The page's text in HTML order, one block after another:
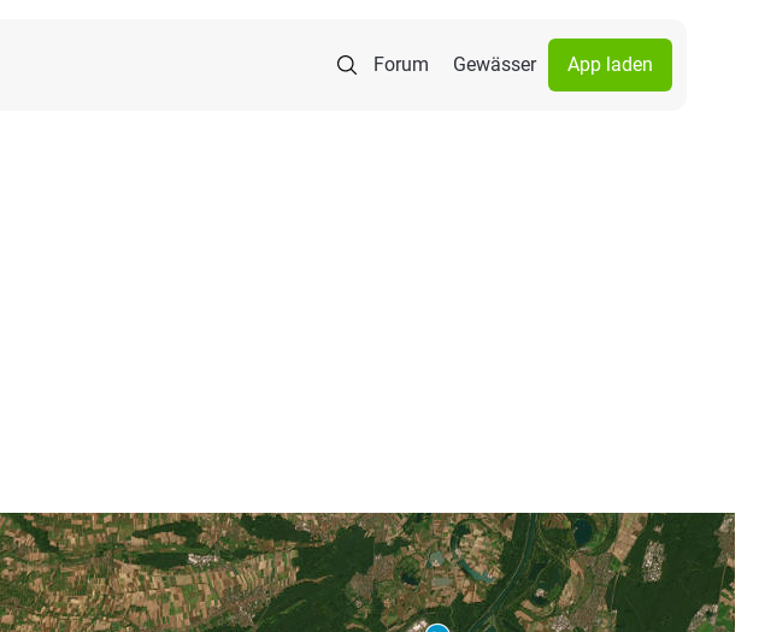
Forum Gewässer App laden